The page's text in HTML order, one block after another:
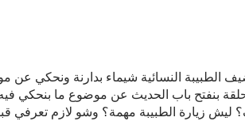
الطبيبة النسائية شيماء بدارنة ونحكي
بنفتح باب الحديث عن موضوع ما بنحكي فيه
ليش زيارة الطبيبة مهمة؟ وشو لازم تعرفي